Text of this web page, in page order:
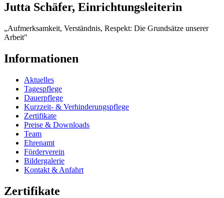
Jutta Schäfer, Einrichtungsleiterin
„Aufmerksamkeit, Verständnis, Respekt: Die Grundsätze unserer
Arbeit"
Informationen
Aktuelles
Tagespflege
Dauerpflege
Kurzzeit- & Verhinderungspflege
Zertifikate
Preise & Downloads
Team
Ehrenamt
Förderverein
Bildergalerie
Kontakt & Anfahrt
Zertifikate